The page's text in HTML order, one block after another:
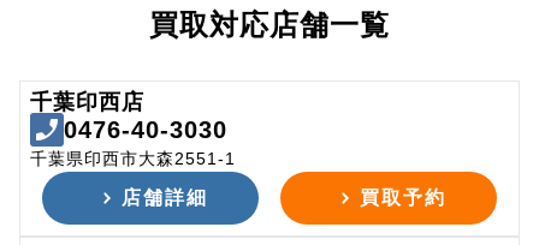
買取対応店舗一覧
千葉印西店
0476-40-3030
千葉県印西市大森2551-1
店舗詳細 買取予約